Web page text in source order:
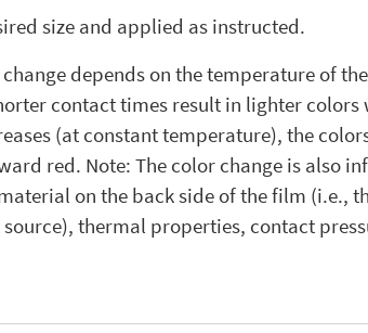
size and applied as instructed.
depends on the temperature of
contact times result in lighter colors
(at constant temperature), the
red. Note: The color change is also
on the back side of the film (i.e.,
thermal properties, contact